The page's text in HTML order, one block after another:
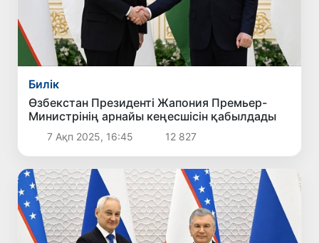
Билік
Өзбекстан Президенті Жапония Премьер-
Министрінің арнайы кеңесшісін қабылдады
7 Ақп 2025, 16:45 12 827